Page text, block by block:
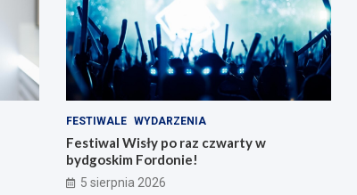
FESTIWALE WYDARZENIA
Festiwal Wisły po raz czwarty w
bydgoskim Fordonie!
5 sierpnia 2026